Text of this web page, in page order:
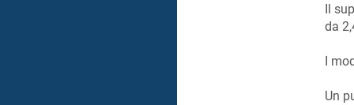
Il
da
I
Un